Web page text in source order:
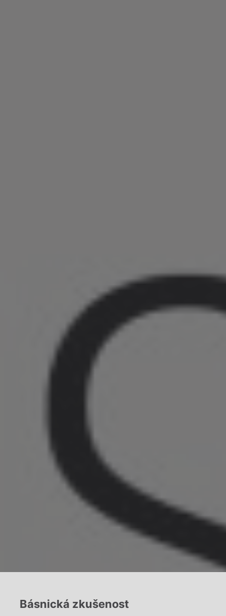
Básnická zkušenost